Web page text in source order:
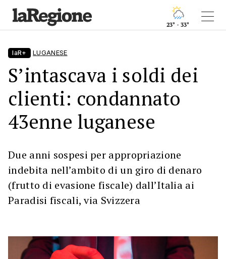
23° - 33°
laR+ LUGANESE
S’intascava i soldi dei
clienti: condannato
43enne luganese
Due anni sospesi per appropriazione
indebita nell’ambito di un giro di denaro
(frutto di evasione fiscale) dall’Italia ai
Paradisi fiscali, via Svizzera